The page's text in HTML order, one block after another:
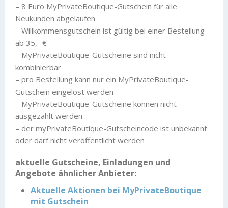
– 8 Euro MyPrivateBoutique-Gutschein für alle
Neukundenabgelaufen
– Willkommensgutschein ist gültig bei einer Bestellung
ab 35,- €
– MyPrivateBoutique-Gutscheine sind nicht
kombinierbar
– pro Bestellung kann nur ein MyPrivateBoutique-
Gutschein eingelöst werden
– MyPrivateBoutique-Gutscheine können nicht
ausgezahlt werden
– der myPrivateBoutique-Gutscheincode ist unbekannt
oder darf nicht veröffentlicht werden
aktuelle Gutscheine, Einladungen und
Angebote ähnlicher Anbieter:
Aktuelle Aktionen bei MyPrivateBoutique
mit Gutschein